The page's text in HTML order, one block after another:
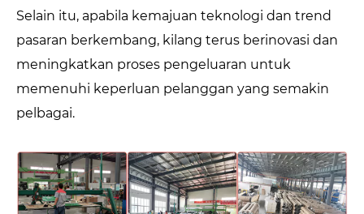
Selain itu, apabila kemajuan teknologi dan trend
pasaran berkembang, kilang terus berinovasi dan
meningkatkan proses pengeluaran untuk
memenuhi keperluan pelanggan yang semakin
pelbagai.